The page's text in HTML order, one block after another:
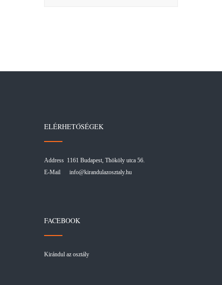
ELÉRHETŐSÉGEK
Address 1161 Budapest, Thököly utca 56.
E-Mail info@kirandulazosztaly.hu
FACEBOOK
Kirándul az osztály